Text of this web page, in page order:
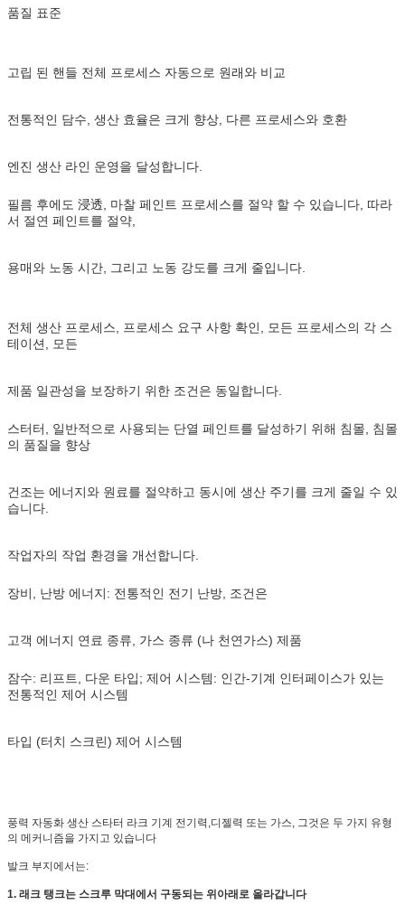
품질 표준
고립 된 핸들 전체 프로세스 자동으로 원래와 비교
전통적인 담수, 생산 효율은 크게 향상, 다른 프로세스와 호환
엔진 생산 라인 운영을 달성합니다.
필름 후에도 浸透, 마찰 페인트 프로세스를 절약 할 수 있습니다, 따라
서 절연 페인트를 절약,
용매와 노동 시간, 그리고 노동 강도를 크게 줄입니다.
전체 생산 프로세스, 프로세스 요구 사항 확인, 모든 프로세스의 각 스
테이션, 모든
제품 일관성을 보장하기 위한 조건은 동일합니다.
스터터, 일반적으로 사용되는 단열 페인트를 달성하기 위해 침몰, 침몰
의 품질을 향상
건조는 에너지와 원료를 절약하고 동시에 생산 주기를 크게 줄일 수 있
습니다.
작업자의 작업 환경을 개선합니다.
장비, 난방 에너지: 전통적인 전기 난방, 조건은
고객 에너지 연료 종류, 가스 종류 (나 천연가스) 제품
잠수: 리프트, 다운 타입; 제어 시스템: 인간-기계 인터페이스가 있는
전통적인 제어 시스템
타입 (터치 스크린) 제어 시스템
풍력 자동화 생산 스타터 라크 기계 전기력,디젤력 또는 가스, 그것은 두 가지 유형
의 메커니즘을 가지고 있습니다
발크 부지에서는:
1. 래크 탱크는 스크루 막대에서 구동되는 위아래로 올라갑니다